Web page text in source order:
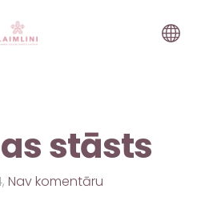
stāsts
Nav komentāru